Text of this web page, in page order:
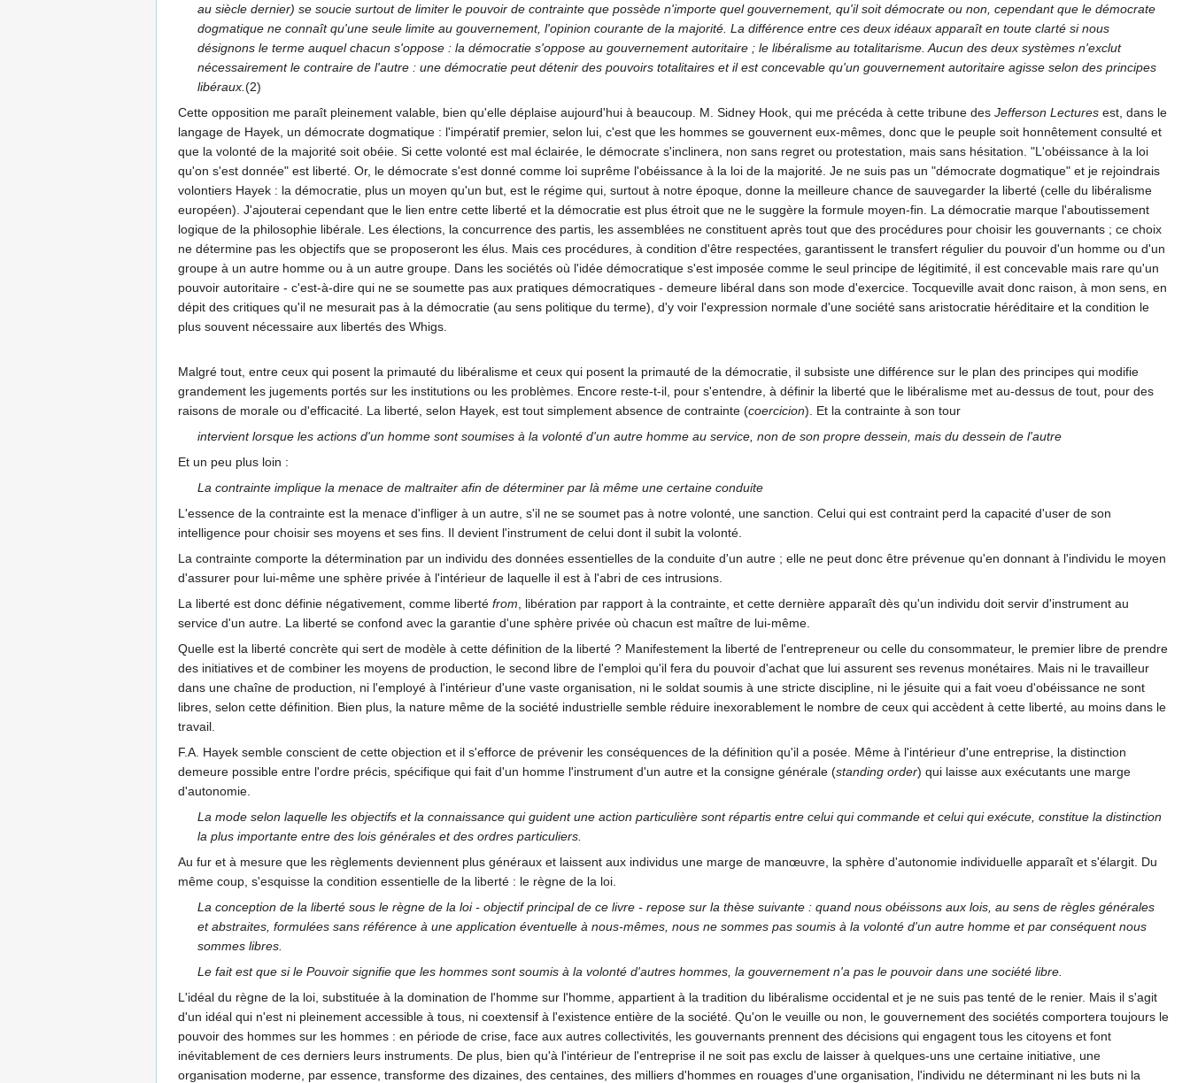
au siècle dernier) se soucie surtout de limiter le pouvoir de contrainte que possède n'importe quel gouvernement, qu'il soit démocrate ou non, cependant que le démocrate
dogmatique ne connaît qu'une seule limite au gouvernement, l'opinion courante de la majorité. La différence entre ces deux idéaux apparaît en toute clarté si nous
désignons le terme auquel chacun s'oppose : la démocratie s'oppose au gouvernement autoritaire ; le libéralisme au totalitarisme. Aucun des deux systèmes n'exclut
nécessairement le contraire de l'autre : une démocratie peut détenir des pouvoirs totalitaires et il est concevable qu'un gouvernement autoritaire agisse selon des principes
libéraux.(2)
Cette opposition me paraît pleinement valable, bien qu'elle déplaise aujourd'hui à beaucoup. M. Sidney Hook, qui me précéda à cette tribune des Jefferson Lectures est, dans le
langage de Hayek, un démocrate dogmatique : l'impératif premier, selon lui, c'est que les hommes se gouvernent eux-mêmes, donc que le peuple soit honnêtement consulté et
que la volonté de la majorité soit obéie. Si cette volonté est mal éclairée, le démocrate s'inclinera, non sans regret ou protestation, mais sans hésitation. "L'obéissance à la loi
qu'on s'est donnée" est liberté. Or, le démocrate s'est donné comme loi suprême l'obéissance à la loi de la majorité. Je ne suis pas un "démocrate dogmatique" et je rejoindrais
volontiers Hayek : la démocratie, plus un moyen qu'un but, est le régime qui, surtout à notre époque, donne la meilleure chance de sauvegarder la liberté (celle du libéralisme
européen). J'ajouterai cependant que le lien entre cette liberté et la démocratie est plus étroit que ne le suggère la formule moyen-fin. La démocratie marque l'aboutissement
logique de la philosophie libérale. Les élections, la concurrence des partis, les assemblées ne constituent après tout que des procédures pour choisir les gouvernants ; ce choix
ne détermine pas les objectifs que se proposeront les élus. Mais ces procédures, à condition d'être respectées, garantissent le transfert régulier du pouvoir d'un homme ou d'un
groupe à un autre homme ou à un autre groupe. Dans les sociétés où l'idée démocratique s'est imposée comme le seul principe de légitimité, il est concevable mais rare qu'un
pouvoir autoritaire - c'est-à-dire qui ne se soumette pas aux pratiques démocratiques - demeure libéral dans son mode d'exercice. Tocqueville avait donc raison, à mon sens, en
dépit des critiques qu'il ne mesurait pas à la démocratie (au sens politique du terme), d'y voir l'expression normale d'une société sans aristocratie héréditaire et la condition le
plus souvent nécessaire aux libertés des Whigs.
Malgré tout, entre ceux qui posent la primauté du libéralisme et ceux qui posent la primauté de la démocratie, il subsiste une différence sur le plan des principes qui modifie
grandement les jugements portés sur les institutions ou les problèmes. Encore reste-t-il, pour s'entendre, à définir la liberté que le libéralisme met au-dessus de tout, pour des
raisons de morale ou d'efficacité. La liberté, selon Hayek, est tout simplement absence de contrainte (coercicion). Et la contrainte à son tour
intervient lorsque les actions d'un homme sont soumises à la volonté d'un autre homme au service, non de son propre dessein, mais du dessein de l'autre
Et un peu plus loin :
La contrainte implique la menace de maltraiter afin de déterminer par là même une certaine conduite
L'essence de la contrainte est la menace d'infliger à un autre, s'il ne se soumet pas à notre volonté, une sanction. Celui qui est contraint perd la capacité d'user de son
intelligence pour choisir ses moyens et ses fins. Il devient l'instrument de celui dont il subit la volonté.
La contrainte comporte la détermination par un individu des données essentielles de la conduite d'un autre ; elle ne peut donc être prévenue qu'en donnant à l'individu le moyen
d'assurer pour lui-même une sphère privée à l'intérieur de laquelle il est à l'abri de ces intrusions.
La liberté est donc définie négativement, comme liberté from , libération par rapport à la contrainte, et cette dernière apparaît dès qu'un individu doit servir d'instrument au
service d'un autre. La liberté se confond avec la garantie d'une sphère privée où chacun est maître de lui-même.
Quelle est la liberté concrète qui sert de modèle à cette définition de la liberté ? Manifestement la liberté de l'entrepreneur ou celle du consommateur, le premier libre de prendre
des initiatives et de combiner les moyens de production, le second libre de l'emploi qu'il fera du pouvoir d'achat que lui assurent ses revenus monétaires. Mais ni le travailleur
dans une chaîne de production, ni l'employé à l'intérieur d'une vaste organisation, ni le soldat soumis à une stricte discipline, ni le jésuite qui a fait voeu d'obéissance ne sont
libres, selon cette définition. Bien plus, la nature même de la société industrielle semble réduire inexorablement le nombre de ceux qui accèdent à cette liberté, au moins dans le
travail.
F.A. Hayek semble conscient de cette objection et il s'efforce de prévenir les conséquences de la définition qu'il a posée. Même à l'intérieur d'une entreprise, la distinction
demeure possible entre l'ordre précis, spécifique qui fait d'un homme l'instrument d'un autre et la consigne générale (standing order) qui laisse aux exécutants une marge
d'autonomie.
La mode selon laquelle les objectifs et la connaissance qui guident une action particulière sont répartis entre celui qui commande et celui qui exécute, constitue la distinction
la plus importante entre des lois générales et des ordres particuliers.
Au fur et à mesure que les règlements deviennent plus généraux et laissent aux individus une marge de manœuvre, la sphère d'autonomie individuelle apparaît et s'élargit. Du
même coup, s'esquisse la condition essentielle de la liberté : le règne de la loi.
La conception de la liberté sous le règne de la loi - objectif principal de ce livre - repose sur la thèse suivante : quand nous obéissons aux lois, au sens de règles générales
et abstraites, formulées sans référence à une application éventuelle à nous-mêmes, nous ne sommes pas soumis à la volonté d'un autre homme et par conséquent nous
sommes libres.
Le fait est que si le Pouvoir signifie que les hommes sont soumis à la volonté d'autres hommes, la gouvernement n'a pas le pouvoir dans une société libre.
L'idéal du règne de la loi, substituée à la domination de l'homme sur l'homme, appartient à la tradition du libéralisme occidental et je ne suis pas tenté de le renier. Mais il s'agit
d'un idéal qui n'est ni pleinement accessible à tous, ni coextensif à l'existence entière de la société. Qu'on le veuille ou non, le gouvernement des sociétés comportera toujours le
pouvoir des hommes sur les hommes : en période de crise, face aux autres collectivités, les gouvernants prennent des décisions qui engagent tous les citoyens et font
inévitablement de ces derniers leurs instruments. De plus, bien qu'à l'intérieur de l'entreprise il ne soit pas exclu de laisser à quelques-uns une certaine initiative, une
organisation moderne, par essence, transforme des dizaines, des centaines, des milliers d'hommes en rouages d'une organisation, l'individu ne déterminant ni les buts ni la